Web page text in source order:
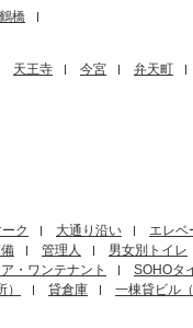
鶴橋
天王寺 今宮 弁天町
ク 大通り沿い エレベ
管理人 男女別トイレ
・ワンテナント
SOHOタ
貸倉庫
一棟貸ビル